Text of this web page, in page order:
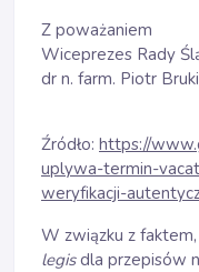
Z poważaniem
Wiceprezes Rady
dr n. farm. Piotr
Źródło: https://
uplywa-termin-
weryfikacji-
W związku z
legisdla przepisów